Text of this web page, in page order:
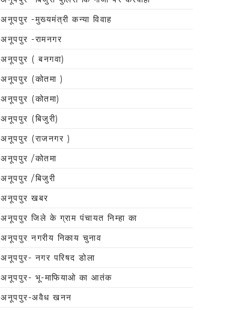
अनूपपुर -मुख्यमंत्री कन्या विवाह
अनूपपुर -रामनगर
अनूपपुर ( बनगवा)
अनूपपुर (कोतमा )
अनूपपुर (कोतमा)
अनूपपुर (बिजुरी)
अनूपपुर (राजनगर )
अनूपपुर /कोतमा
अनूपपुर /बिजुरी
अनूपपुर खबर
अनूपपुर जिले के ग्राम पंचायत निम्हा का
अनूपपुर नगरीय निकाय चुनाव
अनूपपुर- नगर परिषद डोला
अनूपपुर- भू-माफियाओ का आतंक
अनूपपुर-अवैध खनन